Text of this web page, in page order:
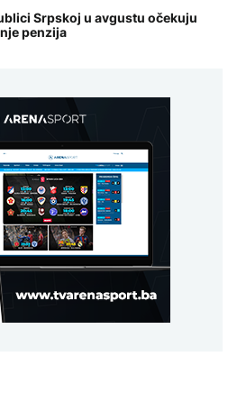
Srpskoj u avgustu očekuju
penzija